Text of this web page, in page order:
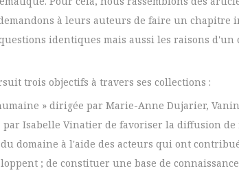
à leurs auteurs de faire un
identiques mais aussi les raisons
trois objectifs à travers ses collections :
» dirigée par Marie-Anne Dujarier,
par Isabelle Vinatier de favoriser la diffusion
domaine à l'aide des acteurs qui ont
; de constituer une base de